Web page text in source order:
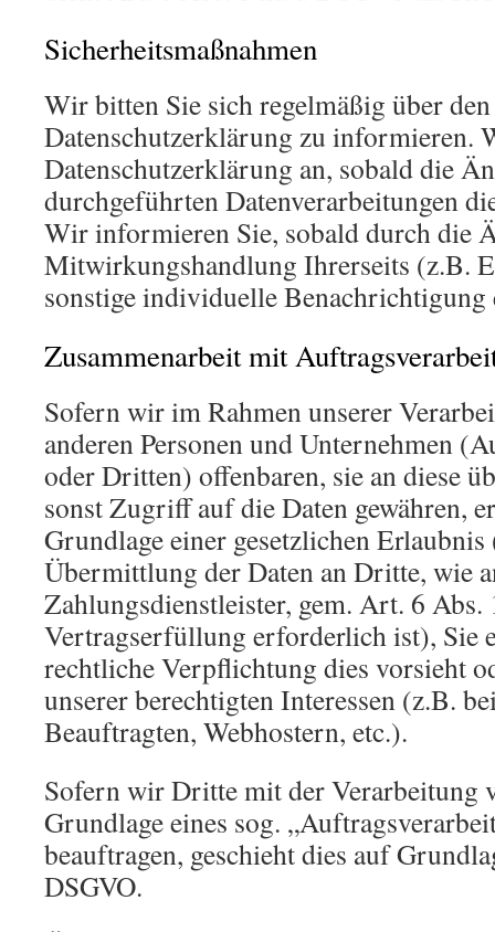
Sicherheitsmaßnahmen
Wir bitten Sie sich regelmäßig über
Datenschutzerklärung zu informieren.
Datenschutzerklärung an, sobald die
durchgeführten Datenverarbeitungen
Wir informieren Sie, sobald durch die
Mitwirkungshandlung Ihrerseits (z.B.
sonstige individuelle
Zusammenarbeit mit
Sofern wir im Rahmen unserer
anderen Personen und Unternehmen
oder Dritten) offenbaren, sie an diese
sonst Zugriff auf die Daten gewähren,
Grundlage einer gesetzlichen
Übermittlung der Daten an Dritte, wie
Zahlungsdienstleister, gem. Art. 6
Vertragserfüllung erforderlich ist), Sie
rechtliche Verpflichtung dies vorsieht
unserer berechtigten Interessen (z.B.
Beauftragten, Webhostern, etc.).
Sofern wir Dritte mit der Verarbeitung
Grundlage eines sog.
beauftragen, geschieht dies auf
DSGVO.